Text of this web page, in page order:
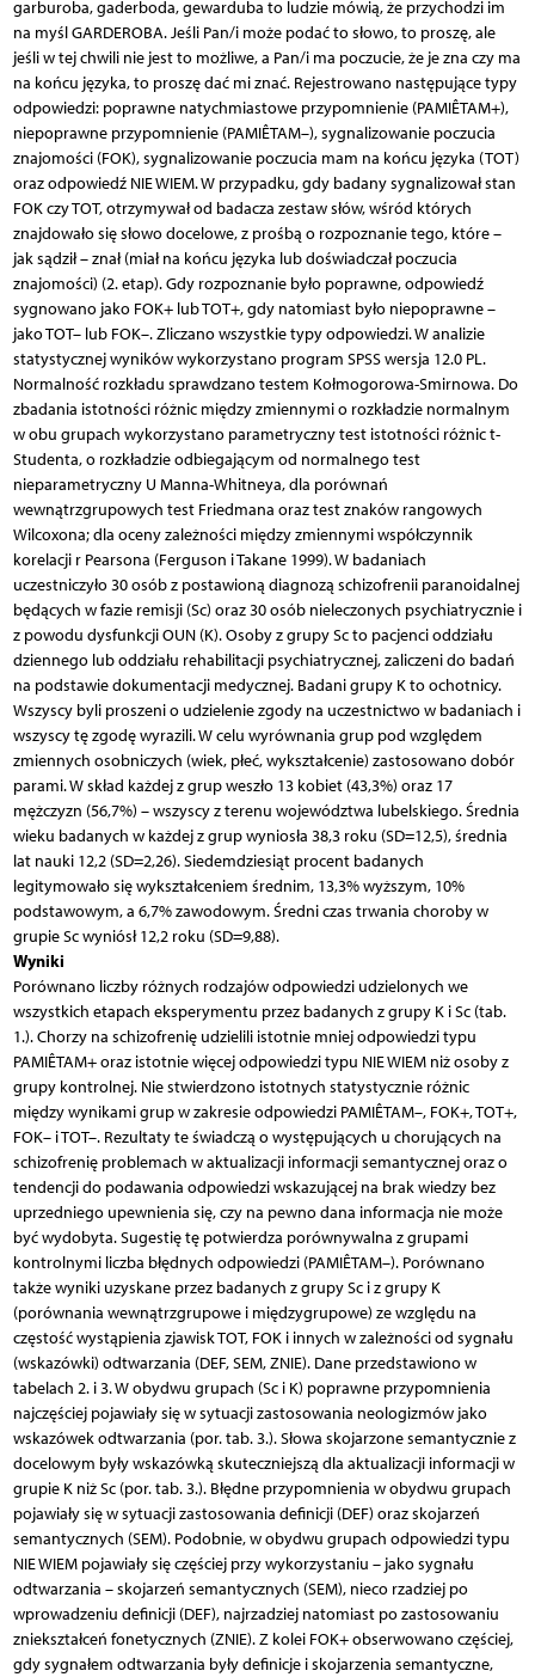
garburoba, gaderboda, gewarduba to ludzie mówią, że przychodzi im
na myśl GARDEROBA. Jeśli Pan/i może podać to słowo, to proszę, ale
jeśli w tej chwili nie jest to możliwe, a Pan/i ma poczucie, że je zna czy ma
na końcu języka, to proszę dać mi znać. Rejestrowano następujące typy
odpowiedzi: poprawne natychmiastowe przypomnienie (PAMIÊTAM+),
niepoprawne przypomnienie (PAMIÊTAM–), sygnalizowanie poczucia
znajomości (FOK), sygnalizowanie poczucia mam na końcu języka (TOT)
oraz odpowiedź NIE WIEM. W przypadku, gdy badany sygnalizował stan
FOK czy TOT, otrzymywał od badacza zestaw słów, wśród których
znajdowało się słowo docelowe, z prośbą o rozpoznanie tego, które –
jak sądził – znał (miał na końcu języka lub doświadczał poczucia
znajomości) (2. etap). Gdy rozpoznanie było poprawne, odpowiedź
sygnowano jako FOK+ lub TOT+, gdy natomiast było niepoprawne –
jako TOT– lub FOK–. Zliczano wszystkie typy odpowiedzi. W analizie
statystycznej wyników wykorzystano program SPSS wersja 12.0 PL.
Normalność rozkładu sprawdzano testem Kołmogorowa-Smirnowa. Do
zbadania istotności różnic między zmiennymi o rozkładzie normalnym
w obu grupach wykorzystano parametryczny test istotności różnic t-
Studenta, o rozkładzie odbiegającym od normalnego test
nieparametryczny U Manna-Whitneya, dla porównań
wewnątrzgrupowych test Friedmana oraz test znaków rangowych
Wilcoxona; dla oceny zależności między zmiennymi współczynnik
korelacji r Pearsona (Ferguson i Takane 1999). W badaniach
uczestniczyło 30 osób z postawioną diagnozą schizofrenii paranoidalnej
będących w fazie remisji (Sc) oraz 30 osób nieleczonych psychiatrycznie i
z powodu dysfunkcji OUN (K). Osoby z grupy Sc to pacjenci oddziału
dziennego lub oddziału rehabilitacji psychiatrycznej, zaliczeni do badań
na podstawie dokumentacji medycznej. Badani grupy K to ochotnicy.
Wszyscy byli proszeni o udzielenie zgody na uczestnictwo w badaniach i
wszyscy tę zgodę wyrazili. W celu wyrównania grup pod względem
zmiennych osobniczych (wiek, płeć, wykształcenie) zastosowano dobór
parami. W skład każdej z grup weszło 13 kobiet (43,3%) oraz 17
mężczyzn (56,7%) – wszyscy z terenu województwa lubelskiego. Średnia
wieku badanych w każdej z grup wyniosła 38,3 roku (SD=12,5), średnia
lat nauki 12,2 (SD=2,26). Siedemdziesiąt procent badanych
legitymowało się wykształceniem średnim, 13,3% wyższym, 10%
podstawowym, a 6,7% zawodowym. Średni czas trwania choroby w
grupie Sc wyniósł 12,2 roku (SD=9,88).
Wyniki
Porównano liczby różnych rodzajów odpowiedzi udzielonych we
wszystkich etapach eksperymentu przez badanych z grupy K i Sc (tab.
1.). Chorzy na schizofrenię udzielili istotnie mniej odpowiedzi typu
PAMIÊTAM+ oraz istotnie więcej odpowiedzi typu NIE WIEM niż osoby z
grupy kontrolnej. Nie stwierdzono istotnych statystycznie różnic
między wynikami grup w zakresie odpowiedzi PAMIÊTAM–, FOK+, TOT+,
FOK– i TOT–. Rezultaty te świadczą o występujących u chorujących na
schizofrenię problemach w aktualizacji informacji semantycznej oraz o
tendencji do podawania odpowiedzi wskazującej na brak wiedzy bez
uprzedniego upewnienia się, czy na pewno dana informacja nie może
być wydobyta. Sugestię tę potwierdza porównywalna z grupami
kontrolnymi liczba błędnych odpowiedzi (PAMIÊTAM–). Porównano
także wyniki uzyskane przez badanych z grupy Sc i z grupy K
(porównania wewnątrzgrupowe i międzygrupowe) ze względu na
częstość wystąpienia zjawisk TOT, FOK i innych w zależności od sygnału
(wskazówki) odtwarzania (DEF, SEM, ZNIE). Dane przedstawiono w
tabelach 2. i 3. W obydwu grupach (Sc i K) poprawne przypomnienia
najczęściej pojawiały się w sytuacji zastosowania neologizmów jako
wskazówek odtwarzania (por. tab. 3.). Słowa skojarzone semantycznie z
docelowym były wskazówką skuteczniejszą dla aktualizacji informacji w
grupie K niż Sc (por. tab. 3.). Błędne przypomnienia w obydwu grupach
pojawiały się w sytuacji zastosowania definicji (DEF) oraz skojarzeń
semantycznych (SEM). Podobnie, w obydwu grupach odpowiedzi typu
NIE WIEM pojawiały się częściej przy wykorzystaniu – jako sygnału
odtwarzania – skojarzeń semantycznych (SEM), nieco rzadziej po
wprowadzeniu definicji (DEF), najrzadziej natomiast po zastosowaniu
zniekształceń fonetycznych (ZNIE). Z kolei FOK+ obserwowano częściej,
gdy sygnałem odtwarzania były definicje i skojarzenia semantyczne,